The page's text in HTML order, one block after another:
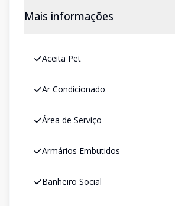
Mais informações
Aceita Pet
Ar Condicionado
Área de Serviço
Armários Embutidos
Banheiro Social